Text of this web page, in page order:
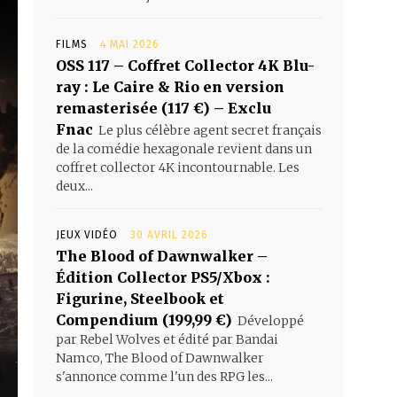
FILMS 4 MAI 2026
OSS 117 – Coffret Collector 4K Blu-
ray : Le Caire & Rio en version
remasterisée (117 €) – Exclu
Fnac Le plus célèbre agent secret français
de la comédie hexagonale revient dans un
coffret collector 4K incontournable. Les
deux...
JEUX VIDÉO 30 AVRIL 2026
The Blood of Dawnwalker –
Édition Collector PS5/Xbox :
Figurine, Steelbook et
Compendium (199,99 €) Développé
par Rebel Wolves et édité par Bandai
Namco, The Blood of Dawnwalker
s'annonce comme l'un des RPG les...